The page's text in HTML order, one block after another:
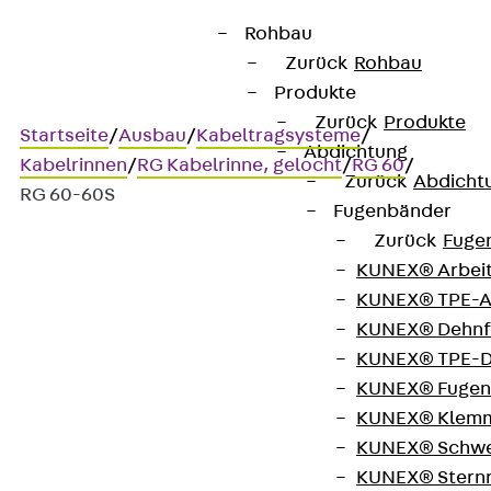
Rohbau
Zurück Rohbau
Produkte
Zurück Produkte
Abdichtung
Zurück
Fugenbänder
Zurück
KUNEX®
KUNEX®
KUNEX®
KUNEX®
KUNEX®
KUNEX®
KUNEX®
KUNEX®
Startseite/Ausbau/Kabeltragsysteme/
Kabelrinnen/RG Kabelrinne, gelocht/RG 60/
RG 60-60S
Kabelrinne, gelocht, Höhe =